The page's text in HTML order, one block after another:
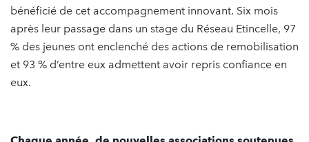
bénéficié de cet accompagnement innovant. Six mois
après leur passage dans un stage du Réseau Etincelle, 97
% des jeunes ont enclenché des actions de remobilisation
et 93 % d’entre eux admettent avoir repris confiance en
eux.